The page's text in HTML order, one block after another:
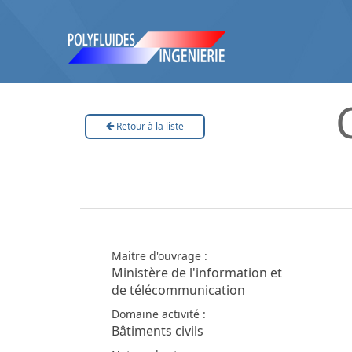
Retour à la liste
Maitre d'ouvrage :
Ministère de l'information et
de télécommunication
Domaine activité :
Bâtiments civils